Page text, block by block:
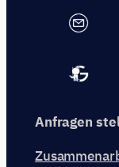
Anfragen